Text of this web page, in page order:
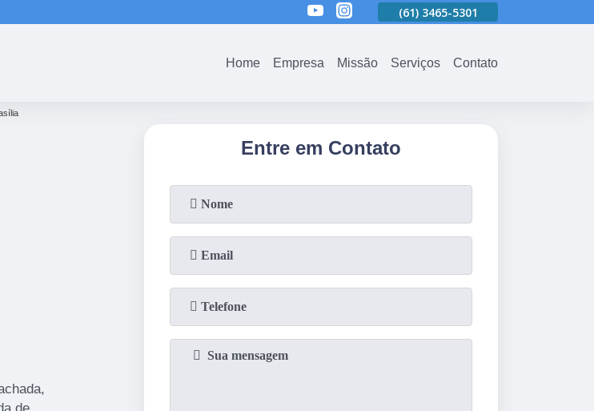
3465-5301 (61) 3465-5301
Home Empresa Missão Serviços Contato
Entre em Contato